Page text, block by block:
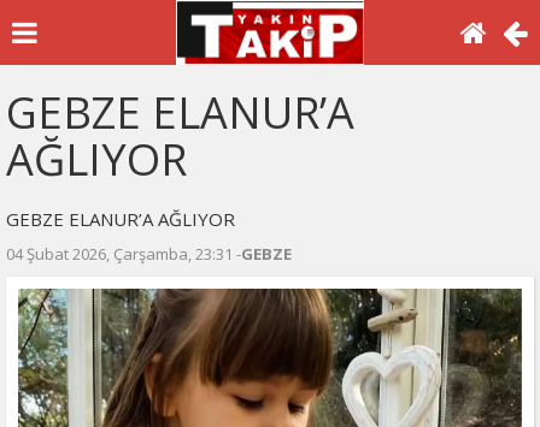
GEBZE ELANUR’A
AĞLIYOR
GEBZE ELANUR’A AĞLIYOR
04 Şubat 2026, Çarşamba, 23:31 -GEBZE